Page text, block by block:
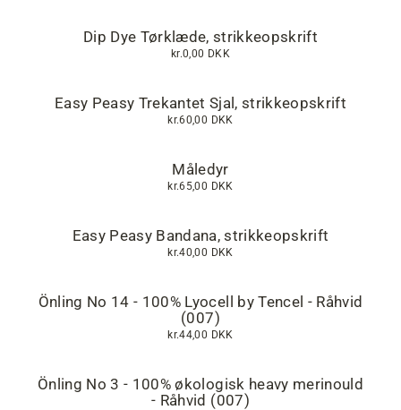
Dip Dye Tørklæde, strikkeopskrift
kr.0,00 DKK
Easy Peasy Trekantet Sjal, strikkeopskrift
kr.60,00 DKK
Måledyr
kr.65,00 DKK
Easy Peasy Bandana, strikkeopskrift
kr.40,00 DKK
Önling No 14 - 100% Lyocell by Tencel - Råhvid
(007)
kr.44,00 DKK
Önling No 3 - 100% økologisk heavy merinould
- Råhvid (007)